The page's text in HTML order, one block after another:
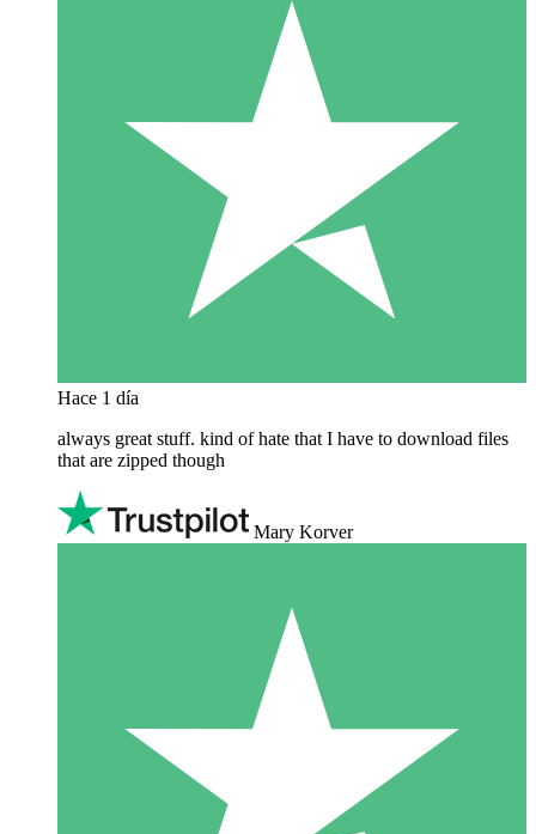
Hace 1 día
always great stuff. kind of hate that I have to download files
that are zipped though
Mary Korver